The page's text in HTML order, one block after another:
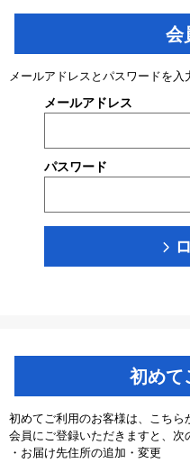
会
メールアドレスとパスワードを入
メールアドレス
パスワード
初めて
初めてご利用のお客様は、こちら
会員にご登録いただきますと、次
・お届け先住所の追加・変更